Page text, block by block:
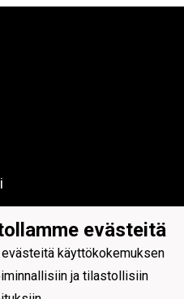
evästeitä
käyttökokemuksen
ja tilastollisiin